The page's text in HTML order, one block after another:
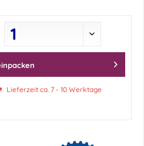
Lieferzeit ca. 7 - 10 Werktage